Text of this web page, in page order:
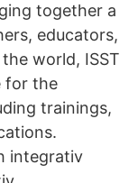
together a
educators,
world, ISST
for the
trainings,
integrativ